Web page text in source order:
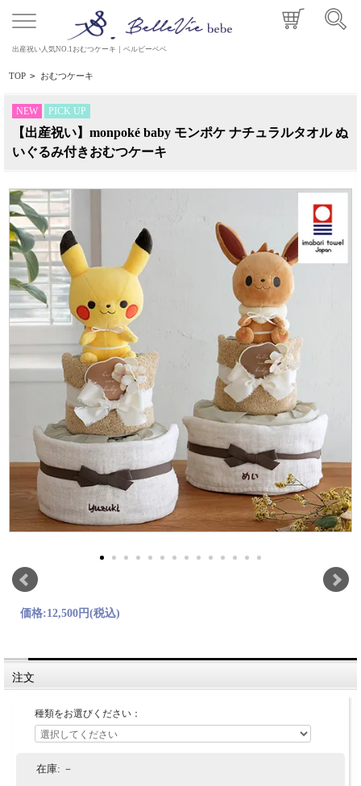
出産祝い人気NO.1おむつケーキ｜ベルビーベベ
TOP > おむつケーキ
NEW PICK UP
【出産祝い】monpoké baby モンポケ ナチュラルタオル ぬ
いぐるみ付きおむつケーキ
価格:12,500円(税込)
注文
種類をお選びください：
在庫: －